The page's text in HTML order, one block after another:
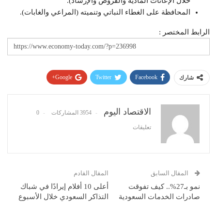
المحافظة على الغطاء النباتي وتنميته (المراعي والغابات).
الرابط المختصر :
شارك Facebook
Twitter
Google+
الاقتصاد اليوم 3954 المشاركات 0
تعليقات
المقال السابق
نمو بـ27%.. كيف تفوقت
صادرات الخدمات السعودية
المقال القادم
أعلى 10 أفلام إيرادًا في شباك
التذاكر السعودي خلال الأسبوع